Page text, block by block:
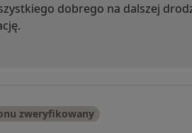
dobrego na dalszej
zweryfikowany